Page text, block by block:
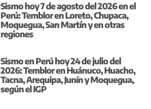
Sismo hoy 7 de agosto del 2026 en el
Perú: Temblor en Loreto, Chupaca,
Moquegua, San Martín y en otras
regiones
Sismo en Perú hoy 24 de julio del
2026: Temblor en Huánuco, Huacho,
Tacna, Arequipa, Junín y Moquegua,
según el IGP